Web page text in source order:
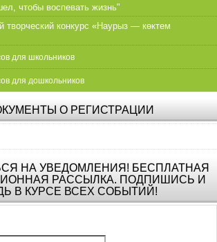
чтобы воспевать жизнь"
творческий конкурс «Наурыз — көктем
для школьников
для дошкольников
О РЕГИСТРАЦИИ
НА УВЕДОМЛЕНИЯ! БЕСПЛАТНАЯ
РАССЫЛКА. ПОДПИШИСЬ И
В КУРСЕ ВСЕХ СОБЫТИЙ!